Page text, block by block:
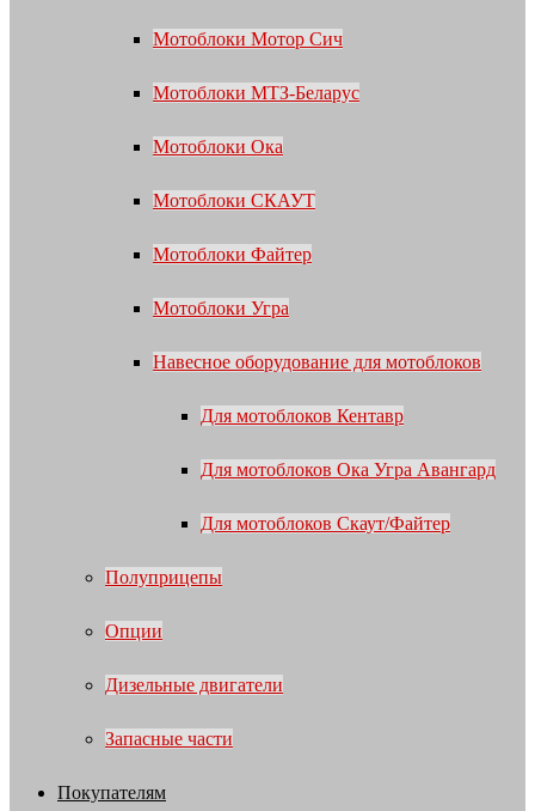
Мотоблоки Мотор Сич
Мотоблоки МТЗ-Беларус
Мотоблоки Ока
Мотоблоки СКАУТ
Мотоблоки Файтер
Мотоблоки Угра
Навесное оборудование для мотоблоков
Для мотоблоков Кентавр
Для мотоблоков Ока Угра Авангард
Для мотоблоков Скаут/Файтер
Полуприцепы
Опции
Дизельные двигатели
Запасные части
Покупателям